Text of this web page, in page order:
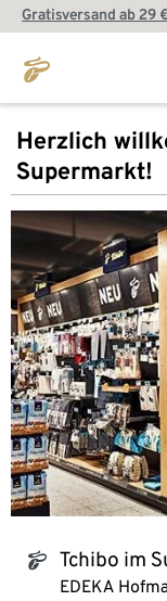
Gratisversand ab 29
Herzlich
Supermarkt!
tchibo_logo Tchibo im
EDEKA